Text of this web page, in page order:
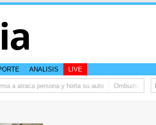
ANALISIS LIVE
a atraca persona y horta su auto Ombudsman ta